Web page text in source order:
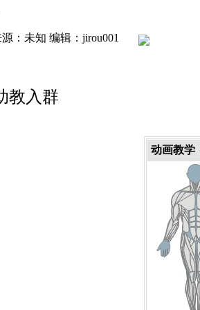
源：未知 编辑：jirou001
教入群
动画教学